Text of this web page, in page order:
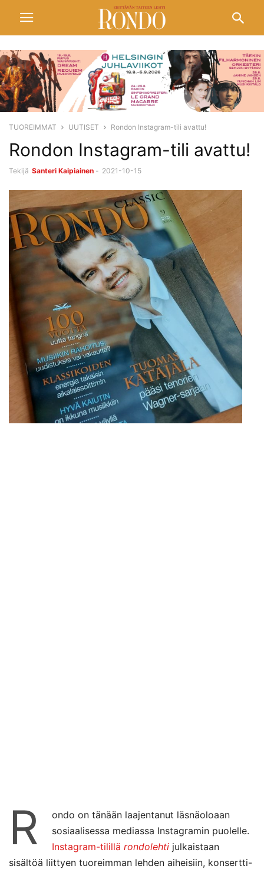
TUOREIMMAT UUTISET Rondon Instagram-tili avattu!
Rondon Instagram-tili avattu!
Tekijä Santeri Kaipiainen - 2021-10-15
R
ondo on tänään laajentanut läsnäoloaan
sosiaalisessa mediassa Instagramin puolelle.
Instagram-tilillä rondolehti julkaistaan
sisältöä liittyen tuoreimman lehden aiheisiin, konsertti-